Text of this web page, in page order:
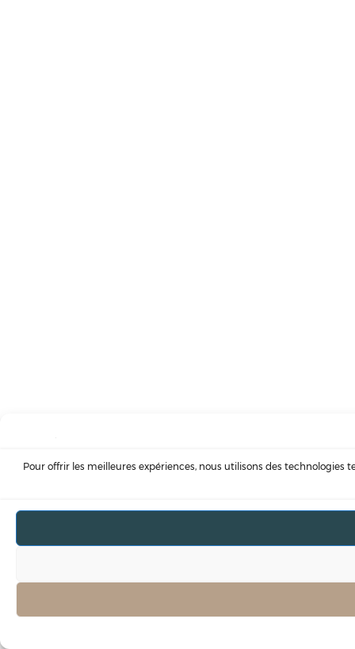
Pour offrir les meilleures expériences, nous utilisons des